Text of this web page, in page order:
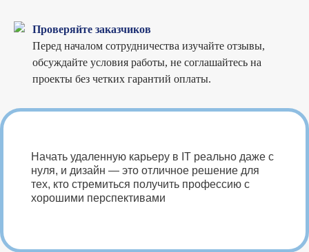
Проверяйте заказчиков
Перед началом сотрудничества изучайте отзывы,
обсуждайте условия работы, не соглашайтесь на
проекты без четких гарантий оплаты.
Начать удаленную карьеру в IT реально даже с
нуля, и дизайн — это отличное решение для
тех, кто стремиться получить профессию с
хорошими перспективами